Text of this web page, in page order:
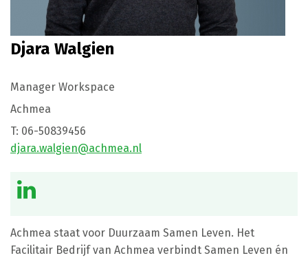
Djara Walgien
Manager Workspace
Achmea
T: 06-50839456
djara.walgien@achmea.nl
Achmea staat voor Duurzaam Samen Leven. Het
Facilitair Bedrijf van Achmea verbindt Samen Leven én